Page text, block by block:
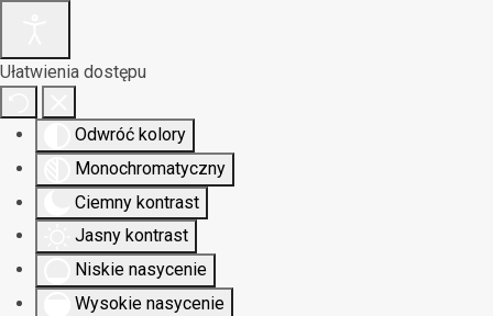
Ułatwienia dostępu
Odwróć kolory
Monochromatyczny
Ciemny kontrast
Jasny kontrast
Niskie nasycenie
Wysokie nasycenie